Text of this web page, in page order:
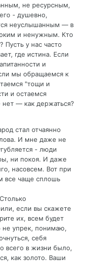
не ресурсным,
- душевно,
неуслышанным — в
и ненужным. Кто
Пусть у нас часто
где истина. Если
и
мы обращаемся к
"тощи и
и остаемся
— как держаться?
стал отчаянно
И мне даже не
- люди
ни покоя. И даже
насовсем. Вот при
все чаще сплошь
если вы скажете
их, всем будет
не упрек, понимаю,
себя
всего в жизни было,
как золото. Ваши